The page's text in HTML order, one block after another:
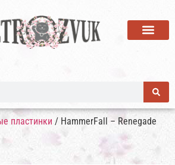
пластинки / HammerFall – Renegade